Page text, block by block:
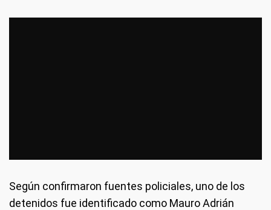
Según confirmaron fuentes policiales, uno de los
detenidos fue identificado como Mauro Adrián